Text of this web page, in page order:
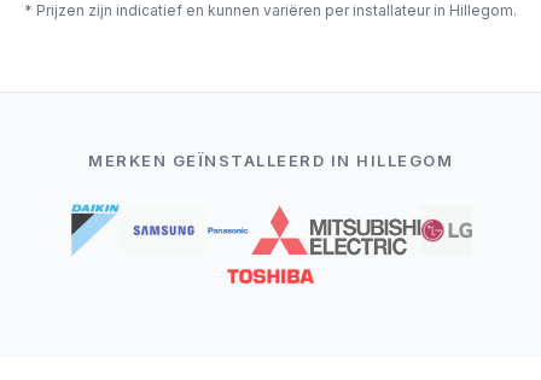
* Prijzen zijn indicatief en kunnen variëren per installateur in Hillegom.
MERKEN GEÏNSTALLEERD IN HILLEGOM